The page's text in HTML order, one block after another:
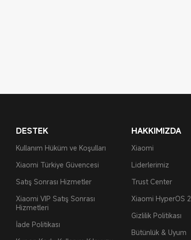
DESTEK
Kullanım Hüküm ve Koşulları
Xiaomi Türkiye Güvencesi
Satış Sonrası Hizmetler
Xiaomi VIP Satış Sonrası
Hizmetleri
İade Politikası
HAKKIMIZDA
Xiaomi
Liderlerimiz
Trust Center
Xiaomi HyperOS 2
Gizlilik Politikası
Bütünlük & Uyum